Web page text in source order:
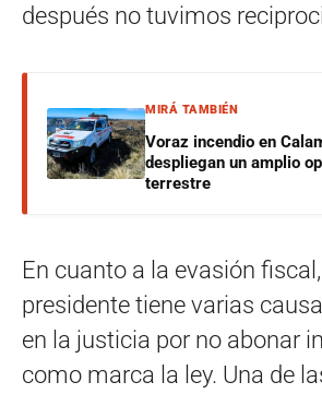
después no tuvimos
MIRÁ TAMBIÉN
Voraz incendio en
despliegan un amplio
terrestre
En cuanto a la evasión
presidente tiene varias
en la justicia por no abonar
como marca la ley. Una de